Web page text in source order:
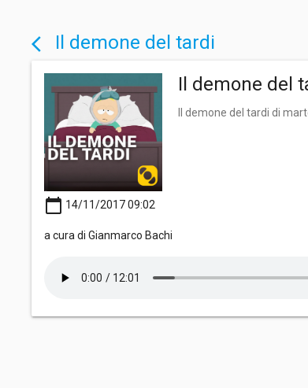
arrow_back_ios Il demone del tardi
Il demone del
Il demone del tardi di
calendar_today 14/11/2017 09:02
a cura di Gianmarco Bachi